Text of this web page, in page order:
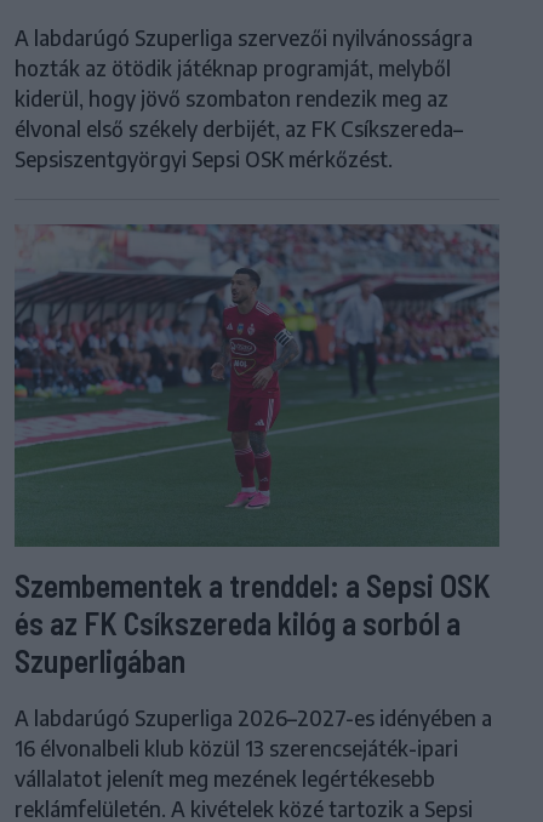
A labdarúgó Szuperliga szervezői nyilvánosságra
hozták az ötödik játéknap programját, melyből
kiderül, hogy jövő szombaton rendezik meg az
élvonal első székely derbijét, az FK Csíkszereda–
Sepsiszentgyörgyi Sepsi OSK mérkőzést.
Szembementek a trenddel: a Sepsi OSK
és az FK Csíkszereda kilóg a sorból a
Szuperligában
A labdarúgó Szuperliga 2026–2027-es idényében a
16 élvonalbeli klub közül 13 szerencsejáték-ipari
vállalatot jelenít meg mezének legértékesebb
reklámfelületén. A kivételek közé tartozik a Sepsi